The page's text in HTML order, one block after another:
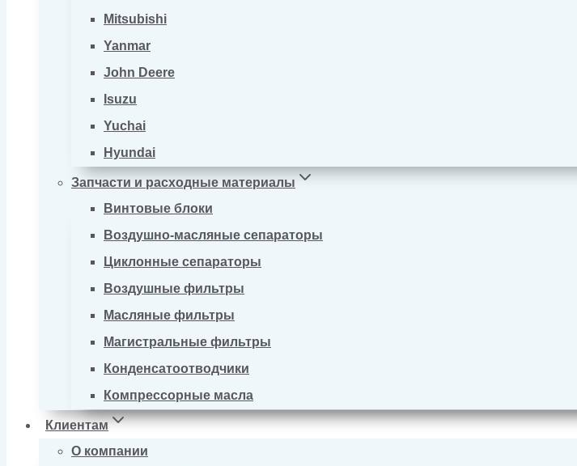
Mitsubishi
Yanmar
John Deere
Isuzu
Yuchai
Hyundai
Запчасти и расходные материалы
Винтовые блоки
Воздушно-масляные сепараторы
Циклонные сепараторы
Воздушные фильтры
Масляные фильтры
Магистральные фильтры
Конденсатоотводчики
Компрессорные масла
Клиентам
О компании